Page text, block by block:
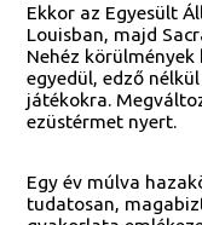
Ekkor az Egyesült
Louisban, majd
Nehéz
egyedül, edző
játékokra.
ezüstérmet nyert.
Egy év múlva
tudatosan,